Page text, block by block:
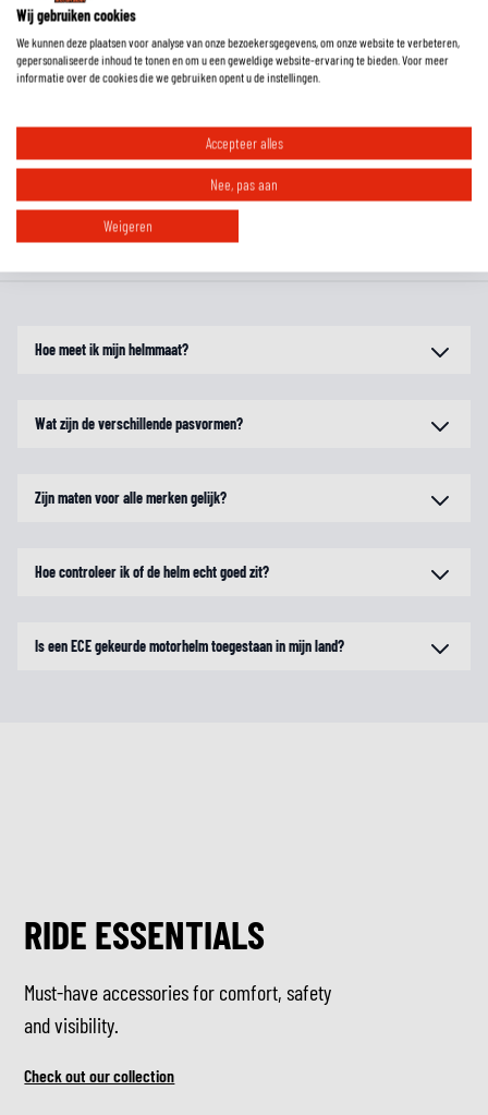
1 × Afscheurfolie
EXTRA INFORMATIE
Hoe meet ik mijn helmmaat?
Wat zijn de verschillende pasvormen?
Zijn maten voor alle merken gelijk?
Hoe controleer ik of de helm echt goed zit?
Is een ECE gekeurde motorhelm toegestaan in mijn land?
RIDE ESSENTIALS
Must-have accessories for comfort, safety
and visibility.
Check out our collection
Wij gebruiken cookies
We kunnen deze plaatsen voor analyse van onze bezoekersgegevens, om onze website te verbeteren,
gepersonaliseerde inhoud te tonen en om u een geweldige website-ervaring te bieden. Voor meer
informatie over de cookies die we gebruiken opent u de instellingen.
Accepteer alles
Nee, pas aan
Weigeren